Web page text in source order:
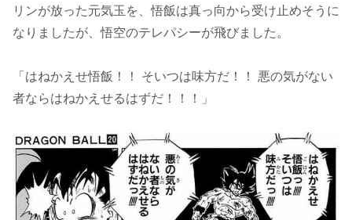
リンが放った元気玉を、悟飯は真っ向から受け止めそうに
なりましたが、悟空のテレパシーが飛びました。
「はねかえせ悟飯！！ そいつは味方だ！！ 悪の気がない
者ならはねかえせるはずだ！！！」